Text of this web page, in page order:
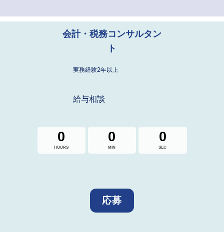
会計・税務コンサルタン
ト
実務経験2年以上
給与相談
0
HOURS
0
MIN
0
SEC
応募